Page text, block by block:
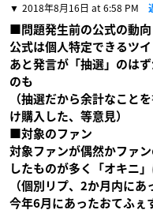
2018年8月16日 at 6:58 PM
■問題発生前の公式の動向
公式は個人特定できるツ
あと発言が「抽選」のは
のも
（抽選だから余計なこと
け購入した、等意見）
■対象のファン
対象ファンが偶然かファ
したものが多く「オキニ
（個別リプ、2か月内にあ
今年6月にあったおてふぇ